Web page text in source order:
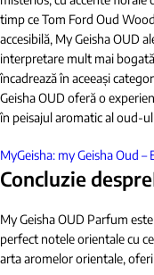
timp ce Tom Ford Oud
accesibilă, My Geisha OUD
interpretare mult mai
încadrează în aceeași
Geisha OUD oferă o
în peisajul aromatic al oud-
MyGeisha: my Geisha Oud
Concluzie
My Geisha OUD Parfum
perfect notele orientale cu
arta aromelor orientale,